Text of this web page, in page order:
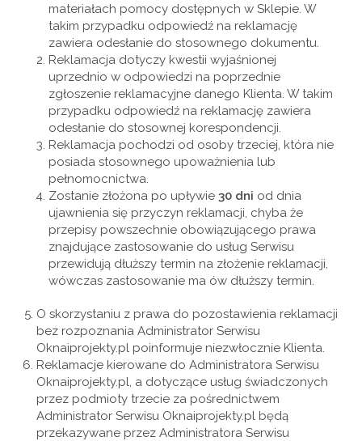
materiałach pomocy dostępnych w Sklepie. W
takim przypadku odpowiedź na reklamację
zawiera odesłanie do stosownego dokumentu.
Reklamacja dotyczy kwestii wyjaśnionej
uprzednio w odpowiedzi na poprzednie
zgłoszenie reklamacyjne danego Klienta. W takim
przypadku odpowiedź na reklamację zawiera
odesłanie do stosownej korespondencji.
Reklamacja pochodzi od osoby trzeciej, która nie
posiada stosownego upoważnienia lub
pełnomocnictwa.
Zostanie złożona po upływie 30 dni od dnia
ujawnienia się przyczyn reklamacji, chyba że
przepisy powszechnie obowiązującego prawa
znajdujące zastosowanie do usług Serwisu
przewidują dłuższy termin na złożenie reklamacji,
wówczas zastosowanie ma ów dłuższy termin.
O skorzystaniu z prawa do pozostawienia reklamacji
bez rozpoznania Administrator Serwisu
Oknaiprojekty.pl poinformuje niezwłocznie Klienta.
Reklamacje kierowane do Administratora Serwisu
Oknaiprojekty.pl, a dotyczące usług świadczonych
przez podmioty trzecie za pośrednictwem
Administrator Serwisu Oknaiprojekty.pl będą
przekazywane przez Administratora Serwisu